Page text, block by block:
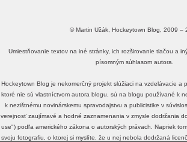
© Martin Užák, Hockeytown Blog, 2009 –
Umiestňovanie textov na iné stránky, ich rozširovanie tlačou a
písomným súhlasom autora.
Hockeytown Blog je nekomerčný projekt slúžiaci na vzdelávacie a
ktoré nie sú vlastníctvom autora blogu, sú na blogu používané k
k nezištnému novinárskemu spravodajstvu a publicistike v
verejnosť zaujímavé a hodné zaznamenania v zmysle dodržania
use") podľa amerického zákona o autorských právach. Napriek
svoju fotografiu, o ktorej si myslíte, že u nej nebola dodržaná